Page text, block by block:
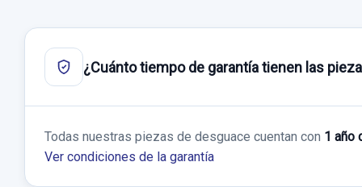
¿Cuánto tiempo de garantía tienen las
Todas nuestras piezas de desguace cuentan con 1 año
Ver condiciones de la garantía